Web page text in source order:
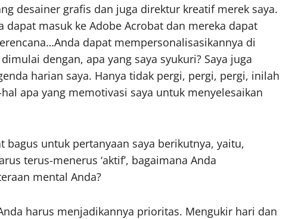
desainer grafis dan juga direktur kreatif merek saya.
masuk ke Adobe Acrobat dan mereka dapat
dapat mempersonalisasikannya di
dengan, apa yang saya syukuri? Saya juga
harian saya. Hanya tidak pergi, pergi, pergi, inilah
apa yang memotivasi saya untuk menyelesaikan
bagus untuk pertanyaan saya berikutnya, yaitu,
terus-menerus ‘aktif’, bagaimana Anda
mental Anda?
harus menjadikannya prioritas. Mengukir hari dan